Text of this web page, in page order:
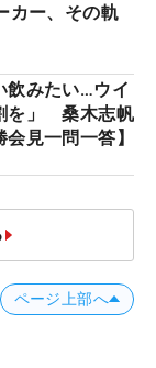
カー、その軌
飲みたい…ウイ
を」 桑木志帆
見一問一答】
ページ上部へ